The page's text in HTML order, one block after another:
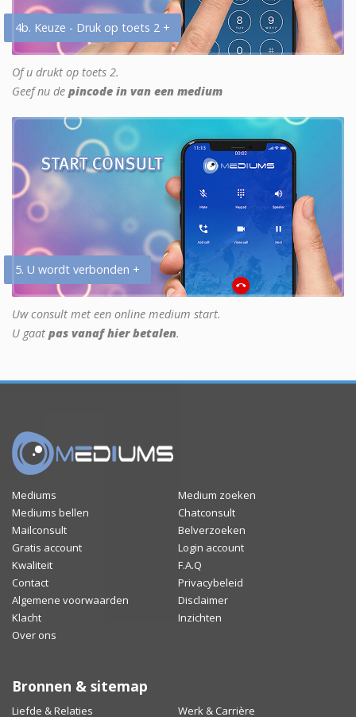
4b. Keuze - Druk op toets 2 +
Of u drukt op toets 2.
Geef nu de pincode in van een medium
5. U wordt verbonden +
Uw consult met een online medium start.
U gaat pas vanaf hier betalen.
Mediums
Medium zoeken
Mediums bellen
Chatconsult
Mailconsult
Belverzoeken
Gratis account
Login account
Kwaliteit
F.A.Q
Contact
Privacybeleid
Algemene voorwaarden
Disclaimer
Klacht
Inzichten
Over ons
Bronnen & sitemap
Liefde & Relaties Werk & Carrière